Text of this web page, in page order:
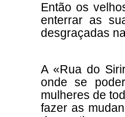
Então os
enterrar as
desgraçadas
A «Rua do
onde se
mulheres de
fazer as